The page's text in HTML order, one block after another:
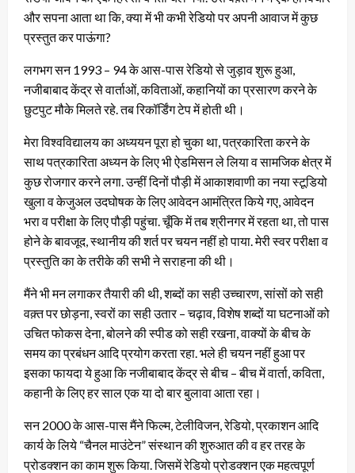
और सपना आता था कि, क्या में भी कभी रेडियो पर अपनी आवाज में कुछ
प्रस्तुत कर पाऊंगा?
लगभग सन 1993 – 94 के आस-पास रेडियो से जुड़ाव शुरू हुआ,
नजीबाबाद केंद्र से वार्ताओं, कविताओं, कहानियों का प्रसारण करने के
छुटपुट मौके मिलते रहे. तब रिकॉर्डिंग टेप में होती थी।
मेरा विश्वविद्यालय का अध्ययन पूरा हो चुका था, पत्रकारिता करने के
साथ पत्रकारिता अध्यन के लिए भी ऐडमिसन ले लिया व सामजिक क्षेत्र में
कुछ रोजगार करने लगा. उन्हीं दिनों पौड़ी में आकाशवाणी का नया स्टूडियो
खुला व केजुअल उदघोषक के लिए आवेदन आमंत्रित किये गए, आवेदन
भरा व परीक्षा के लिए पौड़ी पहुंचा. चूँकि में तब श्रीनगर में रहता था, तो पास
होने के बावजूद, स्थानीय की शर्त पर चयन नहीं हो पाया. मेरी स्वर परीक्षा व
प्रस्तुति का के तरीके की सभी ने सराहना की थी।
मैंने भी मन लगाकर तैयारी की थी, शब्दों का सही उच्चारण, सांसों को सही
वक़्त पर छोड़ना, स्वरों का सही उतार – चढ़ाव, विशेष शब्दों या घटनाओं को
उचित फोकस देना, बोलने की स्पीड को सही रखना, वाक्यों के बीच के
समय का प्रबंधन आदि प्रयोग करता रहा. भले ही चयन नहीं हुआ पर
इसका फायदा ये हुआ कि नजीबाबाद केंद्र से बीच – बीच में वार्ता, कविता,
कहानी के लिए हर साल एक या दो बार बुलावा आता रहा।
सन 2000 के आस-पास मैंने फिल्म, टेलीविजन, रेडियो, प्रकाशन आदि
कार्य के लिये “चैनल माउंटेन” संस्थान की शुरुआत की व हर तरह के
प्रोडक्शन का काम शुरू किया. जिसमें रेडियो प्रोडक्शन एक महत्वपूर्ण